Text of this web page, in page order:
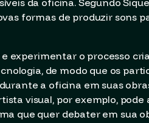
formas de produzir sons
experimentar o processo
de modo que os
a oficina em suas
visual, por exemplo,
que quer debater em sua